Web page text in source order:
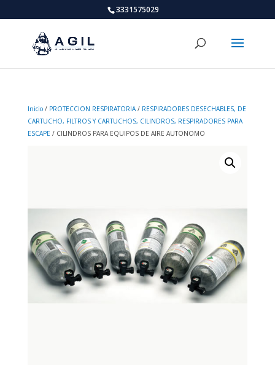
3331575029
Inicio/ PROTECCION RESPIRATORIA/ RESPIRADORES DESECHABLES, DE
CARTUCHO, FILTROS Y CARTUCHOS, CILINDROS, RESPIRADORES PARA
ESCAPE / CILINDROS PARA EQUIPOS DE AIRE AUTONOMO